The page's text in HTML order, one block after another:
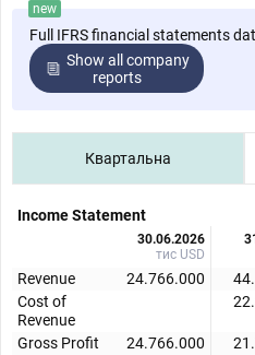
new
Full IFRS financial statements
Show all company
reports
Квартальна
Income Statement
30.06.2026
тис USD
Revenue 24.766.000
Cost of
Revenue
Gross Profit 24.766.000